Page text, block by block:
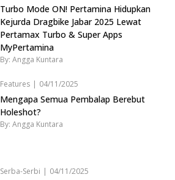
Turbo Mode ON! Pertamina Hidupkan
Kejurda Dragbike Jabar 2025 Lewat
Pertamax Turbo & Super Apps
MyPertamina
By: Angga Kuntara
Features | 04/11/2025
Mengapa Semua Pembalap Berebut
Holeshot?
By: Angga Kuntara
Serba-Serbi | 04/11/2025